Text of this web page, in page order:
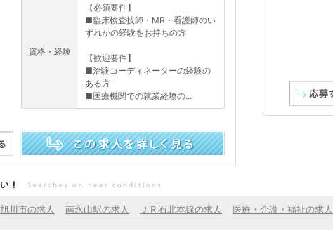
資格・経験
【必須要件】
■臨床検査技師・MR・看護師のい
ずれかの経験をお持ちの方
【歓迎要件】
■治験コーディネーターの経験の
ある方
■医療機関での就業経験の...
旭川市の求人 南永山駅の求人 ＪＲ石北本線の求人 医療・介護・福祉の求人